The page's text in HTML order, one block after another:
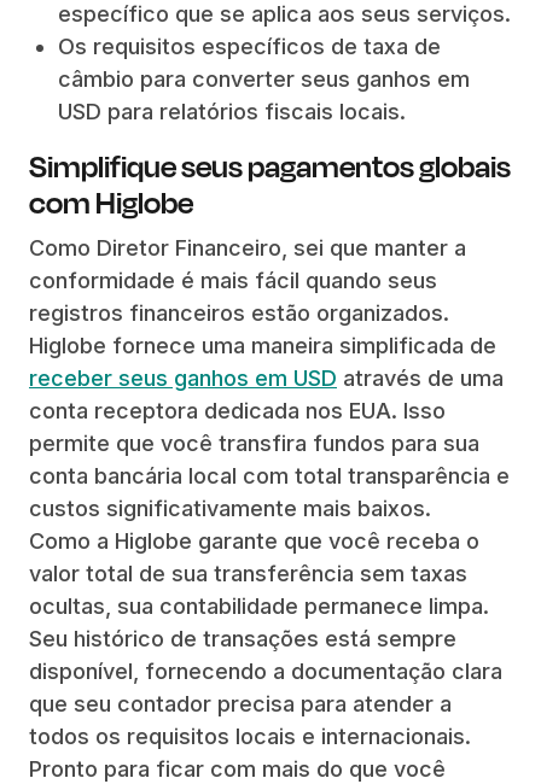
específico que se aplica aos seus serviços.
Os requisitos específicos de taxa de
câmbio para converter seus ganhos em
USD para relatórios fiscais locais.
Simplifique seus pagamentos globais
com Higlobe
Como Diretor Financeiro, sei que manter a
conformidade é mais fácil quando seus
registros financeiros estão organizados.
Higlobe fornece uma maneira simplificada de
receber seus ganhos em USD através de uma
conta receptora dedicada nos EUA. Isso
permite que você transfira fundos para sua
conta bancária local com total transparência e
custos significativamente mais baixos.
Como a Higlobe garante que você receba o
valor total de sua transferência sem taxas
ocultas, sua contabilidade permanece limpa.
Seu histórico de transações está sempre
disponível, fornecendo a documentação clara
que seu contador precisa para atender a
todos os requisitos locais e internacionais.
Pronto para ficar com mais do que você